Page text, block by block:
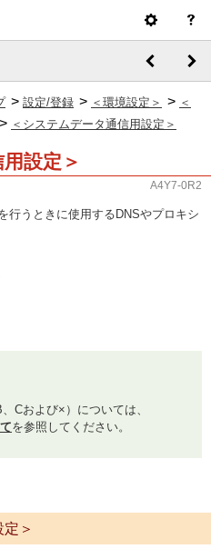
> 設定/登録 > ＜環境設定＞ > ＜
> ＜システムデータ通信用設定＞
設定＞
A4Y7-0R2
行うときに使用するDNSやプロキシ
Cおよび×）については、
を参照してください。
＞